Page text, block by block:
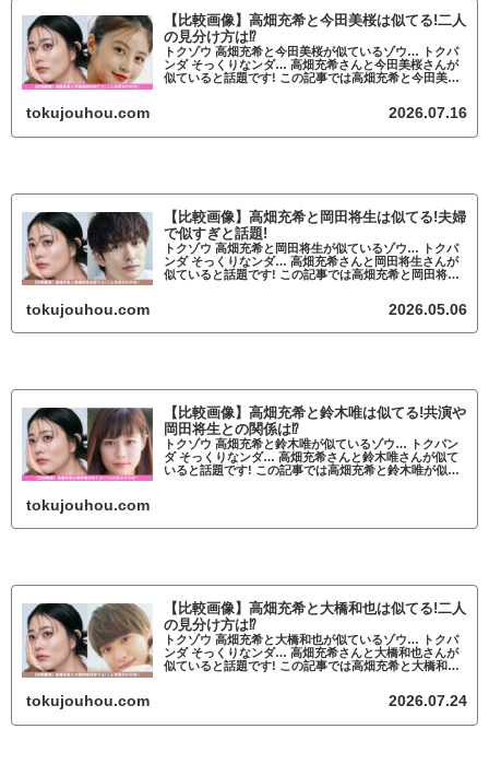
【比較画像】高畑充希と今田美桜は似てる!二人
の見分け方は⁉
トクゾウ 高畑充希と今田美桜が似ているゾウ… トクパ
ンダ そっくりなンダ… 高畑充希さんと今田美桜さんが
似ていると話題です! この記事では高畑充希と今田美桜
tokujouhou.com 2026.07.16
【比較画像】高畑充希と岡田将生は似てる!夫婦
で似すぎと話題!
トクゾウ 高畑充希と岡田将生が似ているゾウ… トクパ
ンダ そっくりなンダ… 高畑充希さんと岡田将生さんが
似ていると話題です! この記事では高畑充希と岡田将生
tokujouhou.com 2026.05.06
【比較画像】高畑充希と鈴木唯は似てる!共演や
岡田将生との関係は⁉
トクゾウ 高畑充希と鈴木唯が似ているゾウ… トクパン
ダ そっくりなンダ… 高畑充希さんと鈴木唯さんが似て
いると話題です! この記事では高畑充希と鈴木唯が似て
tokujouhou.com
【比較画像】高畑充希と大橋和也は似てる!二人
の見分け方は⁉
トクゾウ 高畑充希と大橋和也が似ているゾウ… トクパ
ンダ そっくりなンダ… 高畑充希さんと大橋和也さんが
似ていると話題です! この記事では高畑充希と大橋和也
tokujouhou.com 2026.07.24